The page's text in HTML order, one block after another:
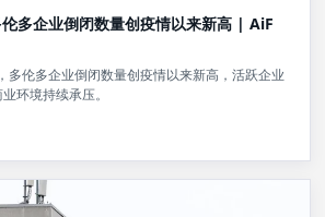
多企业倒闭数量创疫情以来新高 | AiF
多伦多企业倒闭数量创疫情以来新高，活跃企业
环境持续承压。